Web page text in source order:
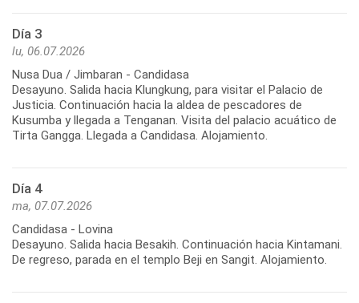
Día 3
lu, 06.07.2026
Nusa Dua / Jimbaran - Candidasa
Desayuno. Salida hacia Klungkung, para visitar el Palacio de
Justicia. Continuación hacia la aldea de pescadores de
Kusumba y llegada a Tenganan. Visita del palacio acuático de
Tirta Gangga. Llegada a Candidasa. Alojamiento.
Día 4
ma, 07.07.2026
Candidasa - Lovina
Desayuno. Salida hacia Besakih. Continuación hacia Kintamani.
De regreso, parada en el templo Beji en Sangit. Alojamiento.